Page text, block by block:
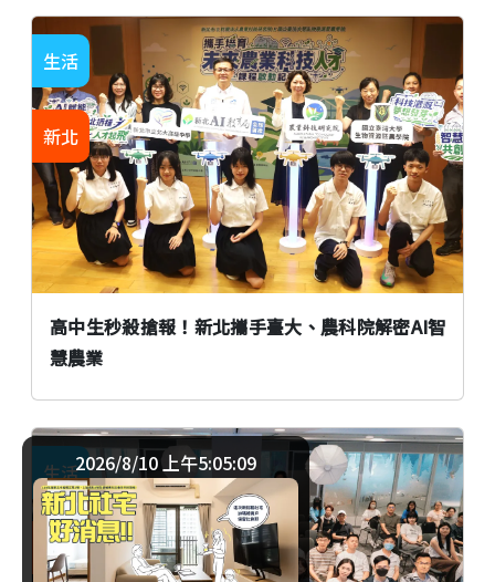
高中生秒殺搶報！新北攜手臺大、農科院解密AI智
慧農業
生活
新北
生活
臺北
2026/8/10 上午5:05:10